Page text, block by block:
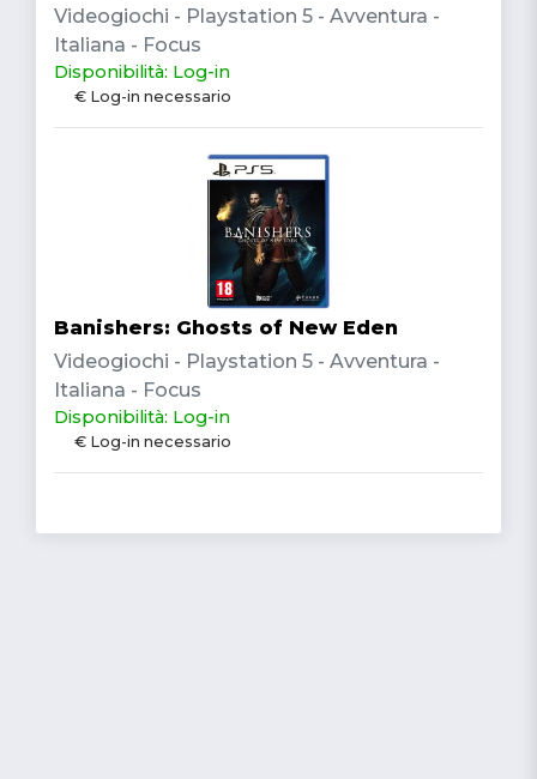
Videogiochi - Playstation 5 - Avventura -
Italiana - Focus
Disponibilità: Log-in
€ Log-in necessario
Banishers: Ghosts of New Eden
Videogiochi - Playstation 5 - Avventura -
Italiana - Focus
Disponibilità: Log-in
€ Log-in necessario